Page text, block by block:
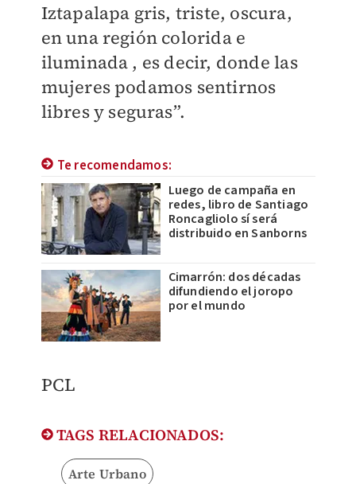
Iztapalapa gris, triste, oscura,
en una región colorida e
iluminada , es decir, donde las
mujeres podamos sentirnos
libres y seguras”.
Te recomendamos:
Luego de campaña en
redes, libro de Santiago
Roncagliolo sí será
distribuido en Sanborns
Cimarrón: dos décadas
difundiendo el joropo
por el mundo
PCL
TAGS RELACIONADOS:
Arte Urbano